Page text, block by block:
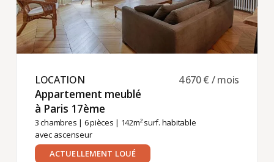
LOCATION ​
Appartement meublé
à Paris 17ème ​
3 chambres | 6 pièces | 142m² surf. habitable
avec ascenseur
4 670 € / mois
ACTUELLEMENT LOUÉ